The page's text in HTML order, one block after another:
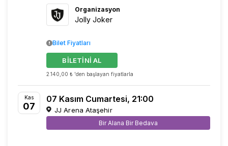
Organizasyon
Jolly Joker
2.140,00 ₺ 'den başlayan fiyatlarla
BİLETİNİ AL
Bilet Fiyatları
Kas
07
07 Kasım Cumartesi, 21:00
JJ Arena Ataşehir
Bir Alana Bir Bedava